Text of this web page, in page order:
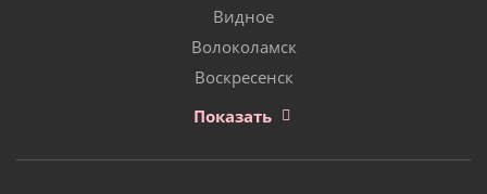
Видное
Волоколамск
Воскресенск
Показать